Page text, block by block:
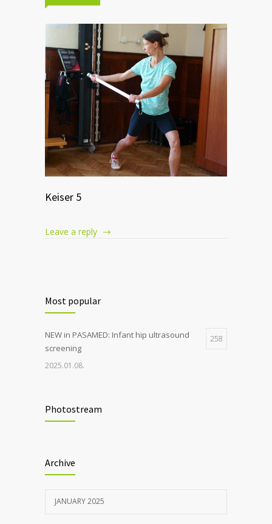
Keiser 5
Leave a reply
Most popular
NEW in PASAMED: Infant hip ultrasound
screening
258
2025.01.08.
Photostream
Archive
JANUARY 2025